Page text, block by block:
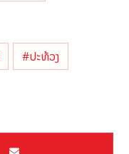
#ປະທ້ວງ